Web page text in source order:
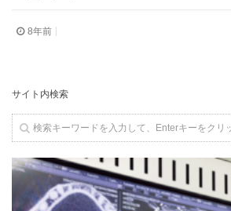
8年前
サイト内検索